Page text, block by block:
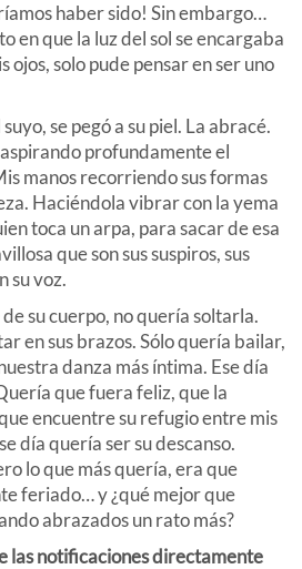
haber sido! Sin embargo…
en que la luz del sol se encargaba
ojos, solo pude pensar en ser uno
se pegó a su piel. La abracé.
profundamente el
manos recorriendo sus formas
Haciéndola vibrar con la yema
toca un arpa, para sacar de esa
que son sus suspiros, sus
su voz.
su cuerpo, no quería soltarla.
en sus brazos. Sólo quería bailar,
danza más íntima. Ese día
que fuera feliz, que la
encuentre su refugio entre mis
día quería ser su descanso.
lo que más quería, era que
feriado… y ¿qué mejor que
abrazados un rato más?
las notificaciones directamente